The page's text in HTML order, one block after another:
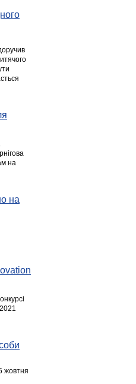
на
на
жовтня